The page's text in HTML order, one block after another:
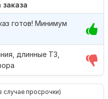
длинные ТЗ,
готов! Минимум
случае просрочки)